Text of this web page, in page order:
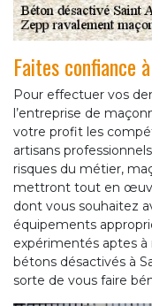
Faites confiance
Pour effectuer vos
l’entreprise de
votre profit les
artisans
risques du métier,
mettront tout en
dont vous souhaitez
équipements
expérimentés aptes
bétons désactivés à
sorte de vous faire